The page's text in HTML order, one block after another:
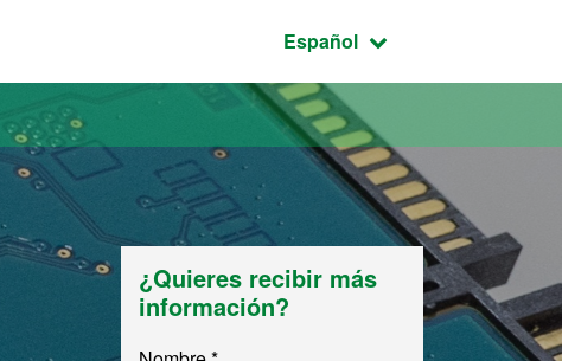
Idioma seleccionado:
Español
¿Quieres recibir más
información?